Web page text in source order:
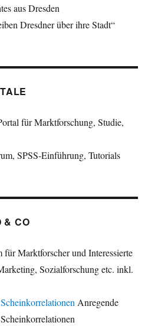
aus Dresden
Dresdner über ihre Stadt“
für Marktforschung, Studie,
SPSS-Einführung, Tutorials
& CO
für Marktforscher und Interessierte
Sozialforschung etc. inkl.
Anregende